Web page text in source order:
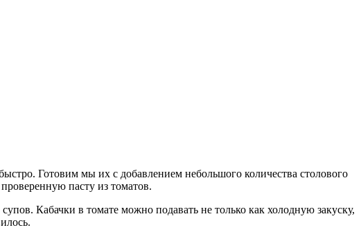
Готовим мы их с добавлением небольшого количества столового
пасту из томатов.
Кабачки в томате можно подавать не только как холодную закуску,